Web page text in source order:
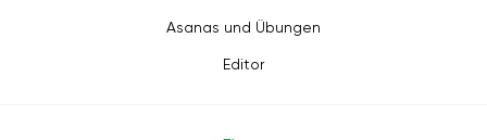
Asanas und Übungen
Editor